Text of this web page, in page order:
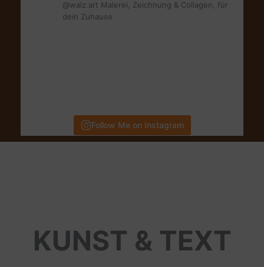
@walz.art Malerei, Zeichnung & Collagen, für
dein Zuhause
Follow Me on Instagram
KUNST & TEXT